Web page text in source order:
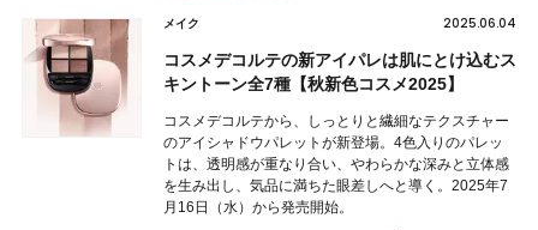
メイク 2025.06.04
コスメデコルテの新アイパレは肌にとけ込むス
キントーン全7種【秋新色コスメ2025】
コスメデコルテから、しっとりと繊細なテクスチャー
のアイシャドウパレットが新登場。4色入りのパレッ
トは、透明感が重なり合い、やわらかな深みと立体感
を生み出し、気品に満ちた眼差しへと導く。2025年7
月16日（水）から発売開始。